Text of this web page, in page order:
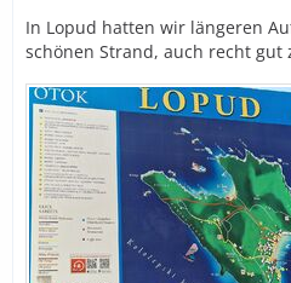
In Lopud hatten wir längeren
schönen Strand, auch recht gut